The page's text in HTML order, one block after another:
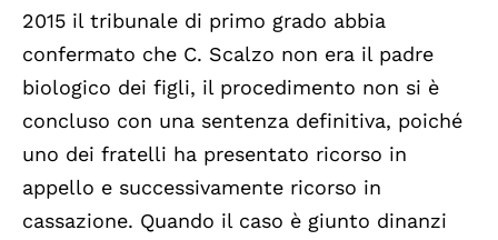
2015 il tribunale di primo grado abbia
confermato che C. Scalzo non era il padre
biologico dei figli, il procedimento non si è
concluso con una sentenza definitiva, poiché
uno dei fratelli ha presentato ricorso in
appello e successivamente ricorso in
cassazione. Quando il caso è giunto dinanzi